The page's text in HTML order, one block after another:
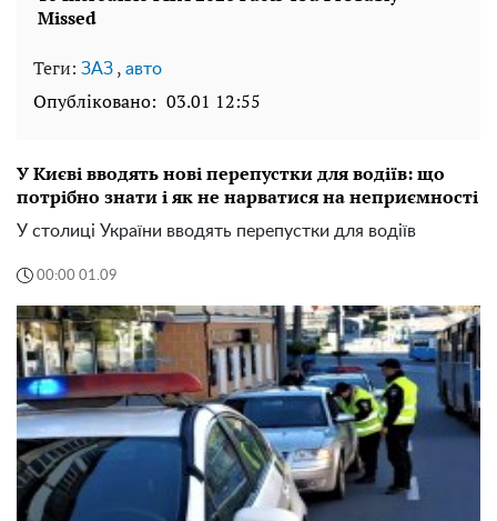
Теги: ЗАЗ , авто
Опубліковано: 03.01 12:55
У Києві вводять нові перепустки для водіїв: що
потрібно знати і як не нарватися на неприємності
У столиці України вводять перепустки для водіїв
00:00 01.09